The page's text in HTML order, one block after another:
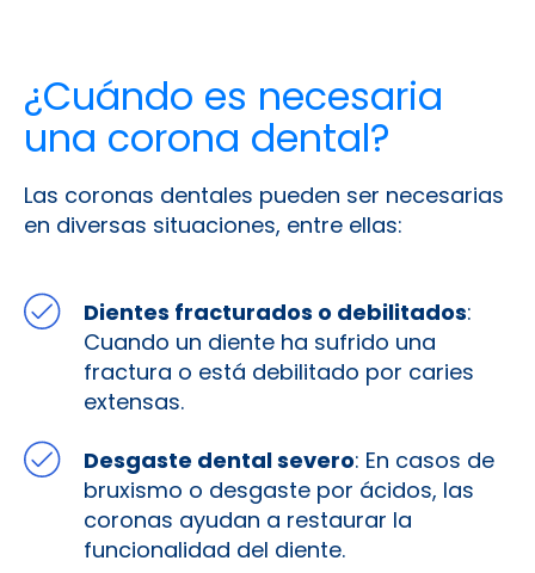
¿Cuándo es necesaria
una corona dental?
Las coronas dentales pueden ser necesarias
en diversas situaciones, entre ellas:
Dientes fracturados o debilitados:
Cuando un diente ha sufrido una
fractura o está debilitado por caries
extensas.
Desgaste dental severo: En casos de
bruxismo o desgaste por ácidos, las
coronas ayudan a restaurar la
funcionalidad del diente.